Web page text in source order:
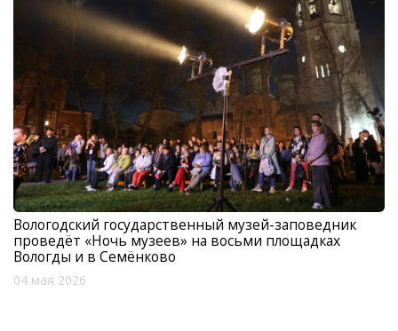
Вологодский государственный музей-заповедник
проведёт «Ночь музеев» на восьми площадках
Вологды и в Семёнково
04 мая 2026